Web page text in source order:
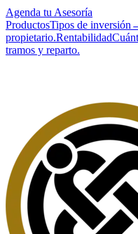
Agenda tu Asesoría
ProductosTipos de inversión
propietario.Rentabilidad
tramos y reparto.